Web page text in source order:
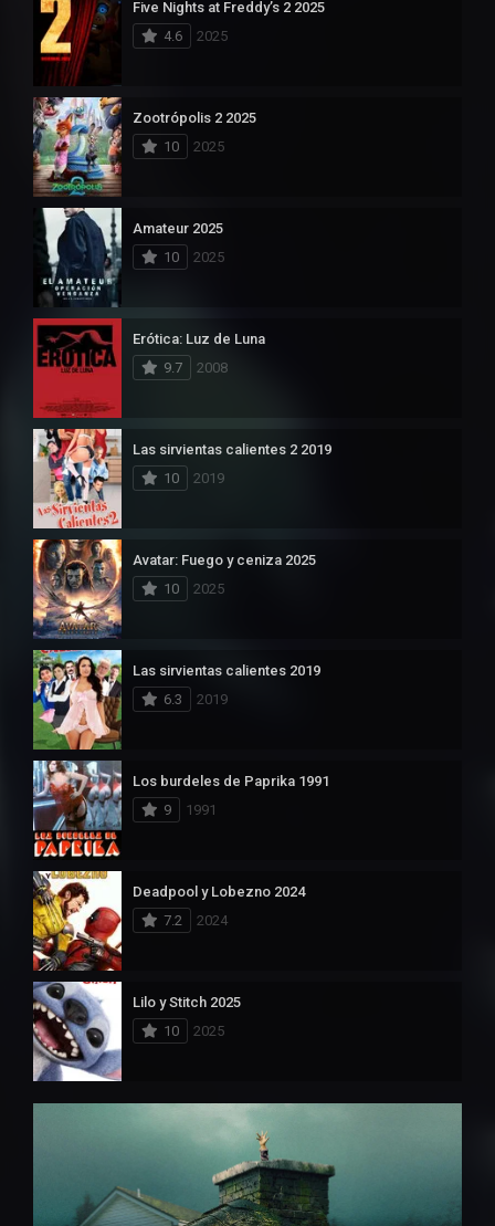
Five Nights at Freddy’s 2 2025
4.6
2025
Zootrópolis 2 2025
10
2025
Amateur 2025
10
2025
Erótica: Luz de Luna
9.7
2008
Las sirvientas calientes 2 2019
10
2019
Avatar: Fuego y ceniza 2025
10
2025
Las sirvientas calientes 2019
6.3
2019
Los burdeles de Paprika 1991
9
1991
Deadpool y Lobezno 2024
7.2
2024
Lilo y Stitch 2025
10
2025